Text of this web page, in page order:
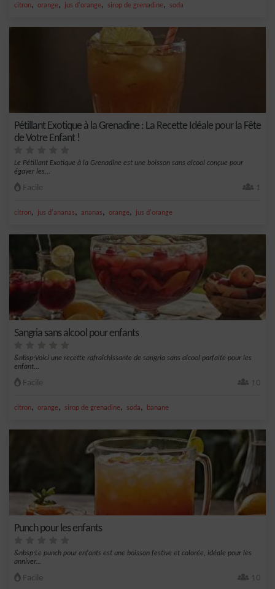
citron, orange, jus d'orange, sirop de grenadine, soda
Pétillant Exotique à la Grenadine : La Recette Idéale pour la Fête
de Votre Enfant !
Le Pétillant Exotique à la Grenadine est une boisson sans alcool conçue pour
égayer les...
Facile 1
citron, jus d'ananas, ananas, orange, jus d'orange
Sangria sans alcool pour enfants
&nbsp;Voici une recette rafraîchissante de sangria sans alcool parfaite pour les
enfant...
Facile 10
citron, orange, sirop de grenadine, soda, banane
Punch pour les enfants
&nbsp;Le punch pour enfants est une boisson festive et colorée, idéale pour les
anniver...
Facile 10